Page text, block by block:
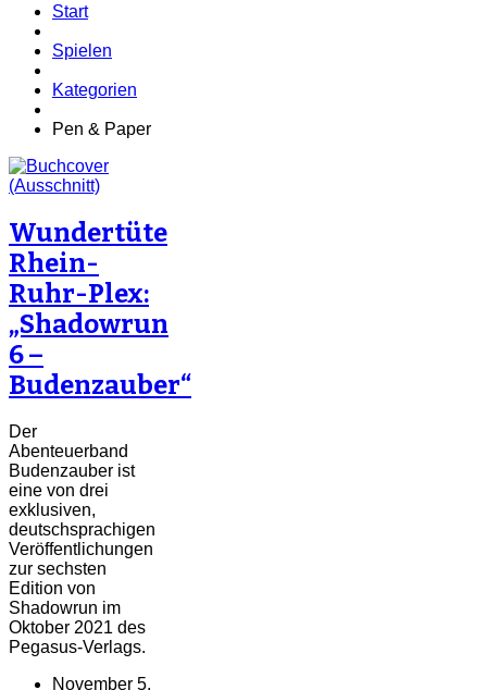
Start
Spielen
Kategorien
Pen & Paper
Wundertüte
Rhein-
Ruhr-Plex:
„Shadowrun
6 –
Budenzauber“
Der
Abenteuerband
Budenzauber ist
eine von drei
exklusiven,
deutschsprachigen
Veröffentlichungen
zur sechsten
Edition von
Shadowrun im
Oktober 2021 des
Pegasus-Verlags.
November 5,